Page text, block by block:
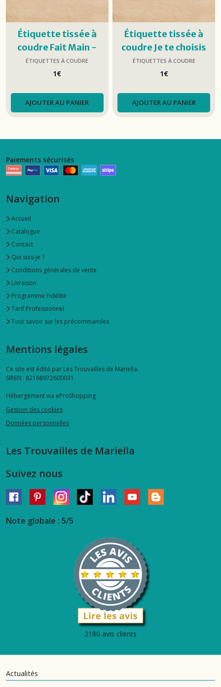
Étiquette tissée à
coudre Fait Main -
Argenté
ÉTIQUETTES À COUDRE
1€
AJOUTER AU PANIER
Étiquette tissée à
coudre Je te choisis
ÉTIQUETTES À COUDRE
1€
AJOUTER AU PANIER
Paiements sécurisés
Navigation
Accueil
Catalogue
Contact
Qui suis-je ?
Conditions générales de vente
Livraison
Programme Fidélité
Tarif Professionnel
Tout savoir sur les précommandes
Mentions légales
Ce site est édité par Les Trouvailles de Mariella.
SIREN : 82168972600031
Hébergement via eProShopping
Gestion des cookies
Données personnelles
Les Trouvailles de Mariella
Suivez nous
Note globale : 5/5
2180 avis clients
Actualités